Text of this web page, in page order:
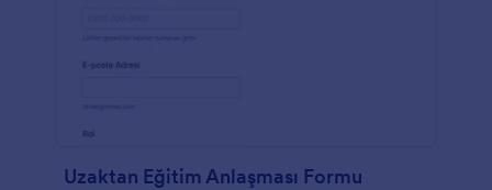
Uzaktan Eğitim Anlaşması Formu